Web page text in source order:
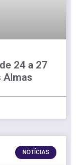
24 a 27
Almas
NOTÍCIAS